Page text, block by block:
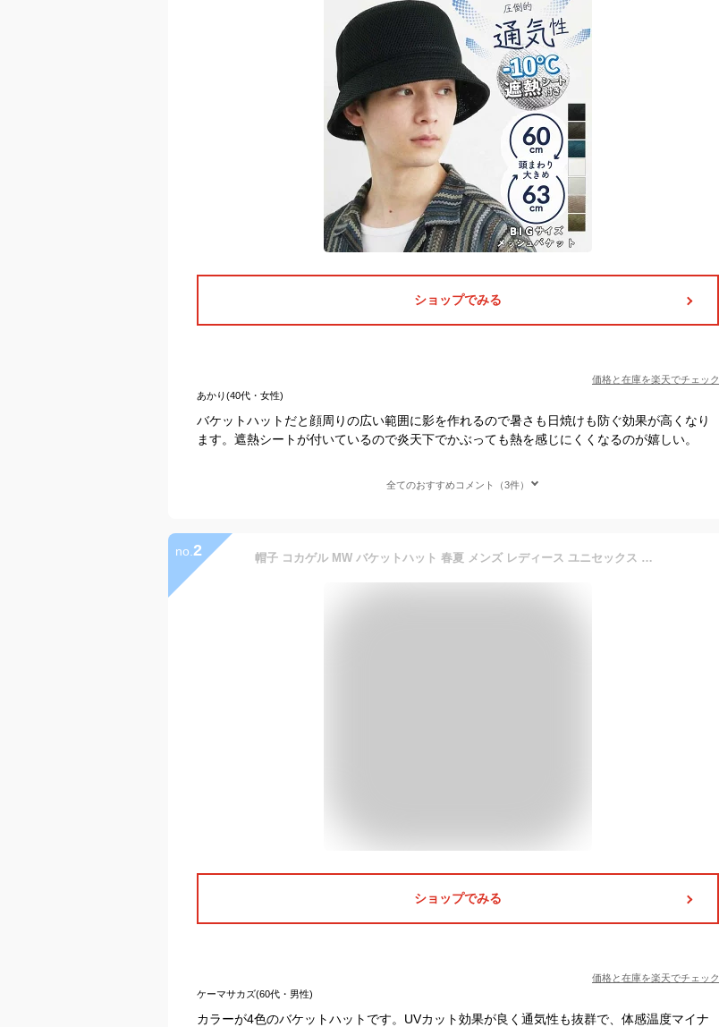
ショップでみる
価格と在庫を楽天でチェック
あかり(40代・女性)
バケットハットだと顔周りの広い範囲に影を作れるので暑さも日焼けも防ぐ効果が高くなり
ます。遮熱シートが付いているので炎天下でかぶっても熱を感じにくくなるのが嬉しい。
全てのおすすめコメント（3件）
no. 2 帽子 コカゲル MW バケットハット 春夏 メンズ レディース ユニセックス 暑さ対策 遮熱 紫外線対策 UVカット 洗濯機洗い 大きいサイズの帽子 小さいサイズの帽子 メール便対応可 【コンビニ受取対応商品】
ショップでみる
価格と在庫を楽天でチェック
ケーマサカズ(60代・男性)
カラーが4色のバケットハットです。UVカット効果が良く通気性も抜群で、体感温度マイナ